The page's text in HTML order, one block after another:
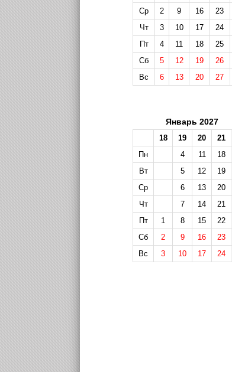
Ср
2 9 16 23
Чт
3 10 17
24
Пт
4 11 18
25
Сб
5 12 19
26
Вс
6 13 20 27
Январь 2027
18 19 20 21
Пн
4 11 18
Вт
5 12 19
Ср
6 13 20
Чт
7 14 21
Пт
1 8 15 22
Сб
2 9 16 23
Вс
3 10 17 24